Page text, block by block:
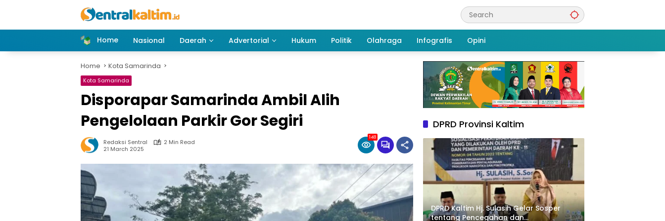
Home
Nasional Daerah Advertorial Hukum Politik Olahraga Infografis Opini
Home Kota Samarinda
Kota Samarinda
Disporapar Samarinda Ambil Alih
Pengelolaan Parkir Gor Segiri
Redaksi Sentral
2 Min Read
21 March 2025
148
DPRD Provinsi Kaltim
DPRD Kaltim Hj. Sulasih Gelar Sosper
tentang Pencegahan dan